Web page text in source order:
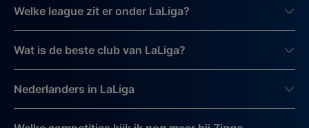
Welke league zit er onder LaLiga?
Wat is de beste club van LaLiga?
Nederlanders in LaLiga